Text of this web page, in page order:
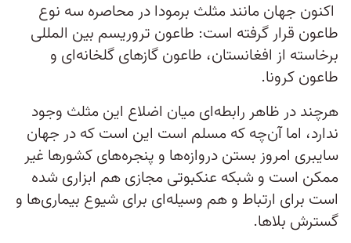
اکنون جهان مانند مثلث برمودا در محاصره سه نوع
طاعون قرار گرفته است: طاعون تروریسم بین المللی
برخاسته از افغانستان، طاعون گازهای گلخانه‌ای و
طاعون کرونا.
هرچند در ظاهر رابطه‌ای میان اضلاع این مثلث وجود
ندارد، اما آن‌چه که مسلم است این است که در جهان
سایبری امروز بستن دروازه‌ها و پنجره‌های کشورها غیر
ممکن است و شبکه عنکبوتی مجازی هم ابزاری شده
است برای ارتباط و هم وسیله‌ای برای شیوع بیماری‌ها و
گسترش بلاها.